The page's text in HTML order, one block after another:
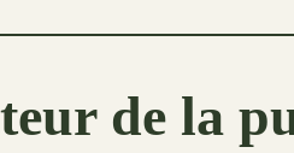
de la